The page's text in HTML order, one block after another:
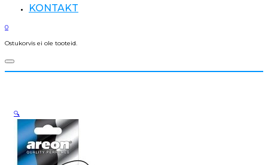
KONTAKT
0
Ostukorvis ei ole tooteid.
🔍